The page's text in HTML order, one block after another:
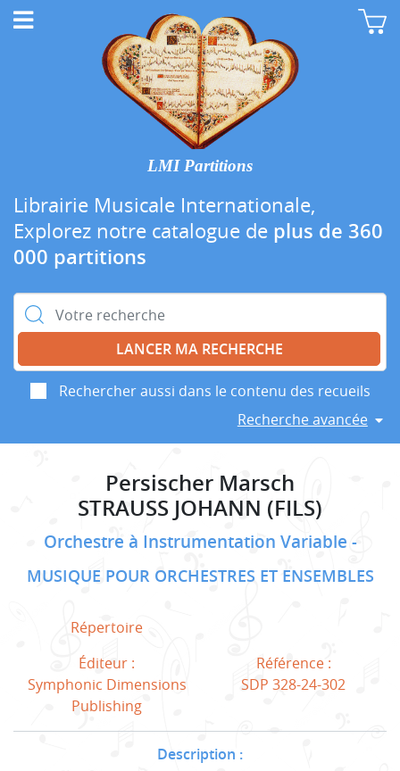
LMI Partitions
Librairie Musicale Internationale,
Explorez notre catalogue de plus de 360
000 partitions
Rechercher :
Rechercher aussi dans le contenu des recueils
Recherche avancée
Persischer Marsch
STRAUSS JOHANN (FILS)
Orchestre à Instrumentation Variable
MUSIQUE POUR ORCHESTRES ET ENSEMBLES
Répertoire
Éditeur :
Symphonic Dimensions
Publishing
Référence :
SDP 328-24-302
Description :